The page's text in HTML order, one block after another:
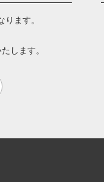
ます。
します。